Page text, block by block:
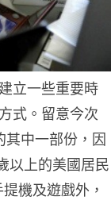
立一些重要時
式。留意今次
中一部份，因
以上的美國居民
機及遊戲外，